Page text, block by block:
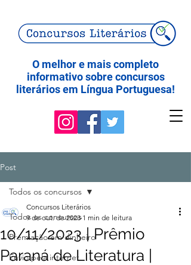
O melhor e mais completo
informativo sobre concursos
literários em Língua Portuguesa!
Post
Todos os concursos
Premiação em dinheiro
Envio pela internet
Todos os concursos
10/11/2023 | Prêmio
Paraná de Literatura |
Concursos Literários
9 de out. de 2023 1 min de leitura